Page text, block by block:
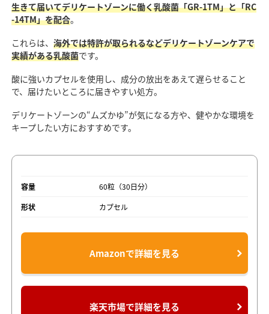
生きて届いてデリケートゾーンに働く乳酸菌「GR-1TM」と「RC
-14TM」を配合。
これらは、 海外では特許が取られるなどデリケートゾーンケアで
実績がある乳酸菌です。
酸に強いカプセルを使用し、成分の放出をあえて遅らせること
で、届けたいところに届きやすい処方。
デリケートゾーンの“ムズかゆ”が気になる方や、健やかな環境を
キープしたい方におすすめです。
容量
60粒（30日分）
形状
カプセル
Amazonで詳細を見る
楽天市場で詳細を見る